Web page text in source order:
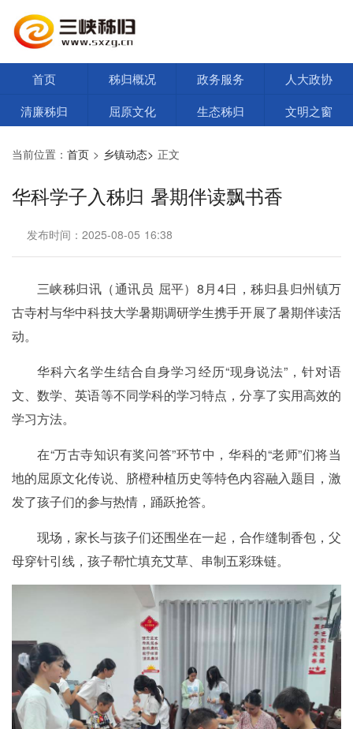
首页 秭归概况 政务服务
人大政协
清廉秭归
屈原文化 生态秭归 文明之窗
当前位置： 首页 > 乡镇动态> 正文
华科学子入秭归 暑期伴读飘书香
发布时间：2025-08-05 16:38
三峡秭归讯（通讯员 屈平）8月4日，秭归县归州镇万
古寺村与华中科技大学暑期调研学生携手开展了暑期伴读活
动。
华科六名学生结合自身学习经历“现身说法”，针对语
文、数学、英语等不同学科的学习特点，分享了实用高效的
学习方法。
在“万古寺知识有奖问答”环节中，华科的“老师”们将当
地的屈原文化传说、脐橙种植历史等特色内容融入题目，激
发了孩子们的参与热情，踊跃抢答。
现场，家长与孩子们还围坐在一起，合作缝制香包，父
母穿针引线，孩子帮忙填充艾草、串制五彩珠链。